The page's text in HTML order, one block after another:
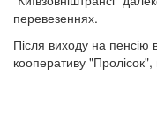
перевезеннях.
Після виходу на
кооперативу